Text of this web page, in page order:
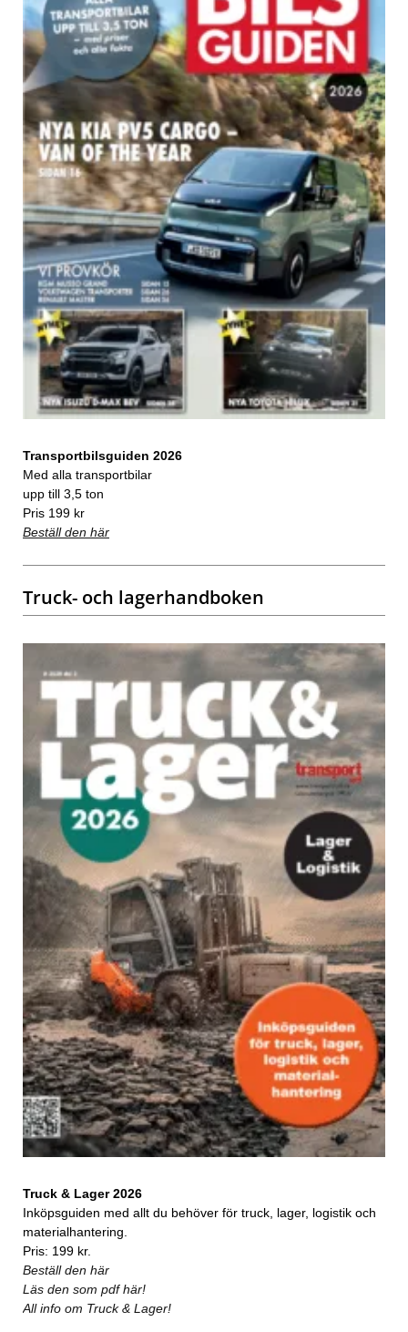
Transportbilsguiden 2026
Med alla transportbilar
upp till 3,5 ton
Pris 199 kr
Beställ den här
Truck- och lagerhandboken
Truck & Lager 2026
Inköpsguiden med allt du behöver för truck, lager, logistik och
materialhantering.
Pris: 199 kr.
Beställ den här
Läs den som pdf här!
All info om Truck & Lager!